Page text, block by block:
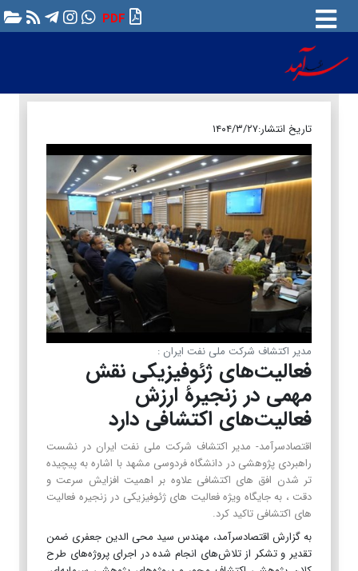
PDF
تاریخ انتشار:۱۴۰۴/۳/۲۷
مدیر اکتشاف شرکت ملی نفت ایران :
فعالیت‌های ژئوفیزیکی نقش
مهمی در زنجیرۀ ارزش
فعالیت‌های اکتشافی دارد
اقتصادسرآمد- مدیر اکتشاف شرکت ملی نفت ایران در نشست
راهبردی پژوهشی در دانشگاه فردوسی مشهد با اشاره به پیچیده
تر شدن افق های اکتشافی علاوه بر اهمیت افزایش سرعت و
دقت ، به جایگاه ویژه فعالیت های ژئوفیزیکی در زنجیره فعالیت
های اکتشافی تاکید کرد.
به گزارش اقتصادسرآمد، مهندس سید محی الدین جعفری ضمن
تقدیر و تشکر از تلاش‌های انجام شده در اجرای پروژه‌های طرح